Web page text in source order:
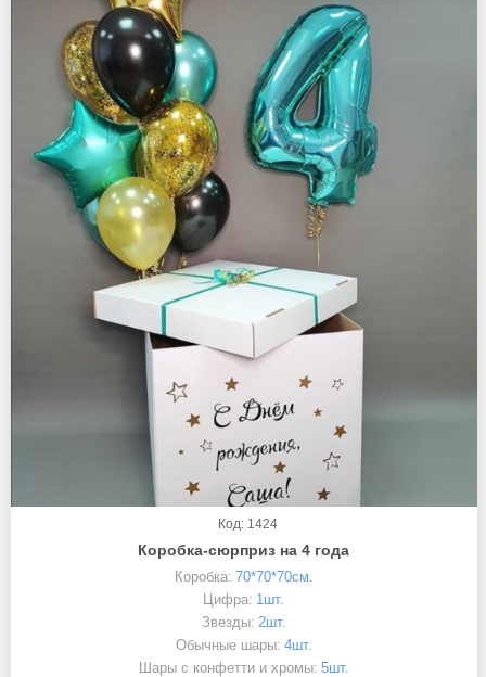
Код: 1424
Коробка-сюрприз на 4 года
Коробка: 70*70*70см.
Цифра: 1шт.
Звезды: 2шт.
Обычные шары: 4шт.
Шары с конфетти и хромы: 5шт.